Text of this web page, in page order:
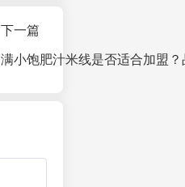
下一篇
满小饱肥汁米线是否适合加盟